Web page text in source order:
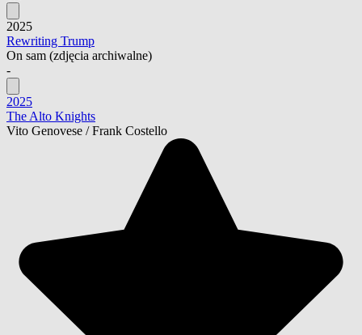
2025
Rewriting Trump
On sam (zdjęcia archiwalne)
-
2025
The Alto Knights
Vito Genovese / Frank Costello